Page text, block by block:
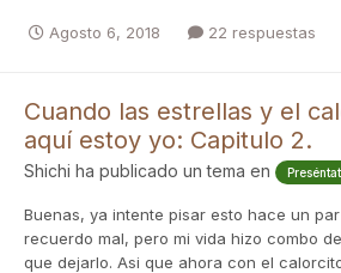
Agosto 6, 2018 22 respuestas
Cuando las estrellas y el
aquí estoy yo: Capitulo 2.
Shichi ha publicado un tema en
Buenas, ya intente pisar esto hace un
recuerdo mal, pero mi vida hizo combo
que dejarlo. Asi que ahora con el